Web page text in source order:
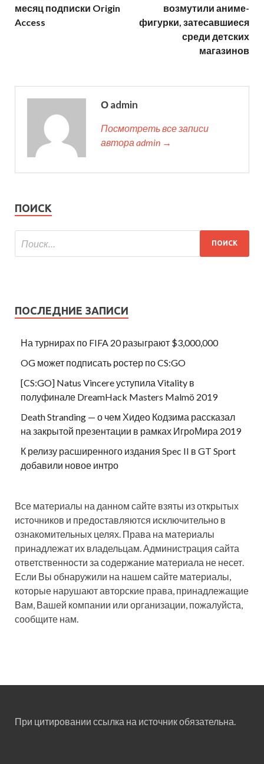
месяц подписки Origin
Access
возмутили аниме-
фигурки, затесавшиеся
среди детских
магазинов
О admin
Посмотреть все записи
автора admin →
ПОИСК
ПОСЛЕДНИЕ ЗАПИСИ
На турнирах по FIFA 20 разыграют $3,000,000
OG может подписать ростер по CS:GO
[CS:GO] Natus Vincere уступила Vitality в
полуфинале DreamHack Masters Malmö 2019
Death Stranding — о чем Хидео Кодзима рассказал
на закрытой презентации в рамках ИгроМира 2019
К релизу расширенного издания Spec II в GT Sport
добавили новое интро
Все материалы на данном сайте взяты из открытых
источников и предоставляются исключительно в
ознакомительных целях. Права на материалы
принадлежат их владельцам. Администрация сайта
ответственности за содержание материала не несет.
Если Вы обнаружили на нашем сайте материалы,
которые нарушают авторские права, принадлежащие
Вам, Вашей компании или организации, пожалуйста,
сообщите нам.
При цитировании ссылка на источник обязательна.